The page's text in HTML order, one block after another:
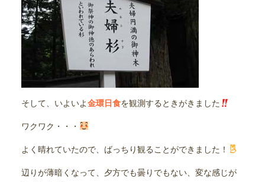
そして、いよいよ金環日食を観測するときがきました
ワクワク・・・
よく晴れていたので、ばっちり観ることができました！
辺りが薄暗くなって、夕方でも曇りでもない、変な感じが